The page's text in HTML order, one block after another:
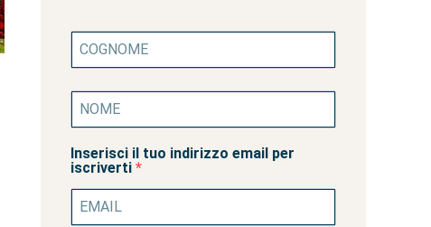
Inserisci il tuo indirizzo email per
iscriverti